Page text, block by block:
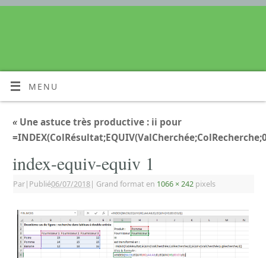
MENU
« Une astuce très productive : ii pour
index-equiv-equiv 1
Par| Publié06/07/2018| Grand format en 1066 × 242 pixels